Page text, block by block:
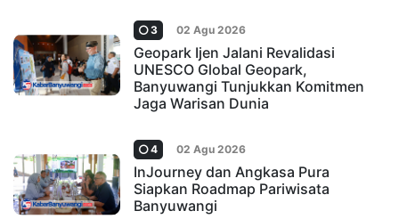
3 02 Agu 2026
Geopark Ijen Jalani Revalidasi
UNESCO Global Geopark,
Banyuwangi Tunjukkan Komitmen
Jaga Warisan Dunia
4 02 Agu 2026
InJourney dan Angkasa Pura
Siapkan Roadmap Pariwisata
Banyuwangi